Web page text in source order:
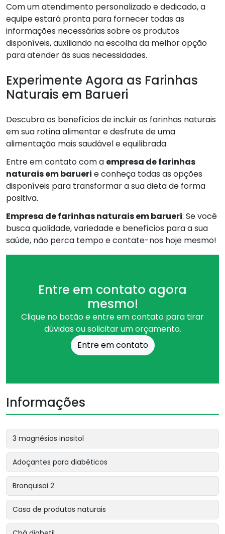
Com um atendimento personalizado e dedicado, a
equipe estará pronta para fornecer todas as
informações necessárias sobre os produtos
disponíveis, auxiliando na escolha da melhor opção
para atender às suas necessidades.
Experimente Agora as Farinhas
Naturais em Barueri
Descubra os benefícios de incluir as farinhas naturais
em sua rotina alimentar e desfrute de uma
alimentação mais saudável e equilibrada.
Entre em contato com a empresa de farinhas
naturais em barueri e conheça todas as opções
disponíveis para transformar a sua dieta de forma
positiva.
Empresa de farinhas naturais em barueri: Se você
busca qualidade, variedade e benefícios para a sua
saúde, não perca tempo e contate-nos hoje mesmo!
Entre em contato agora
mesmo!
Clique no botão e entre em contato para tirar
dúvidas ou solicitar um orçamento.
Entre em contato
Informações
3 magnésios inositol
Adoçantes para diabéticos
Bronquisai 2
Casa de produtos naturais